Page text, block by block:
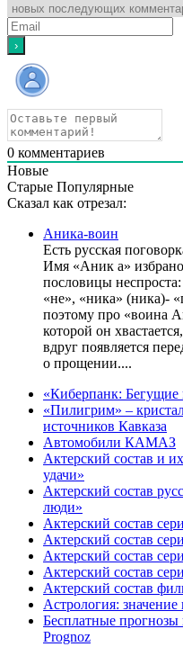
0 комментариев
Новые
Старые Популярные
Сказал как отрезал:
Аника-воин
Есть русская
Имя «Аник а»
пословицы
«не», «ника» (ника)-
поэтому про «воина
которой он
вдруг появляется
о прощении....
«Киберпанк: Бегущие
«Пилигрим» –
источников Кавказа
Автомобили КАМАЗ
Актерский состав и
удачи»
Актерский состав
люди»
Актерский состав
Актерский состав
Актерский состав
Актерский состав
Актерский состав
Астрология:
Бесплатные прогнозы
Prognoz